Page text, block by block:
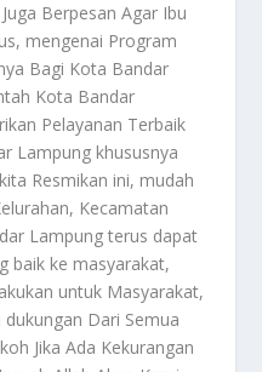
Berpesan Agar Ibu
mengenai Program
Bagi Kota Bandar
Kota Bandar
Pelayanan Terbaik
Lampung khususnya
Resmikan ini, mudah
Kecamatan
Lampung terus dapat
baik ke masyarakat,
untuk Masyarakat,
Dari Semua
Jika Ada Kekurangan